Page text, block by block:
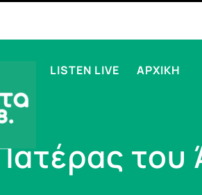
LISTEN LIVE ΑΡΧΙΚΗ
του